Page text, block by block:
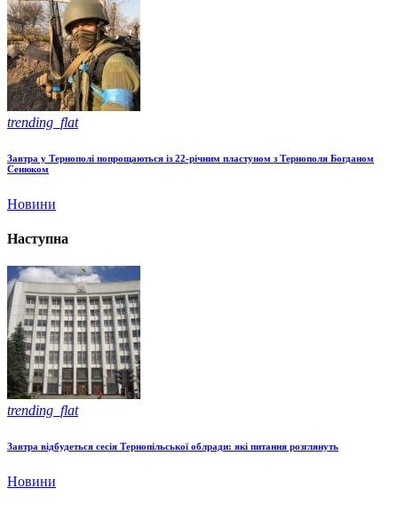
trending_flat
Завтра у Тернополі попрощаються із 22-річним пластуном з Тернополя Богданом
Сенюком
Новини
Наступна
trending_flat
Завтра відбудеться сесія Тернопільської облради: які питання розглянуть
Новини